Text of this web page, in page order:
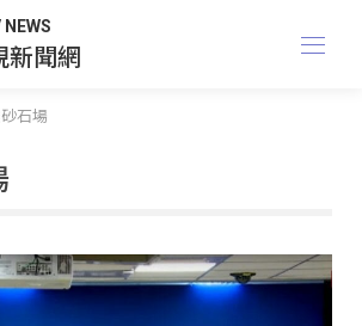
新聞網
石場